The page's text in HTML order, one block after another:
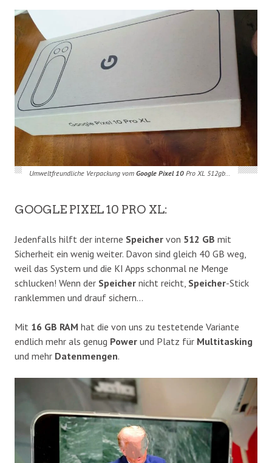
Umweltfreundliche Verpackung vom Google Pixel 10Pro XL 512gb…
GOOGLE PIXEL 10 PRO XL:
Jedenfalls hilft der interne Speicher von 512 GB mit
Sicherheit ein wenig weiter. Davon sind gleich 40 GB weg,
weil das System und die KI Apps schonmal ne Menge
schlucken! Wenn der Speicher nicht reicht, Speicher-Stick
ranklemmen und drauf sichern…
Mit 16 GB RAM hat die von uns zu testetende Variante
endlich mehr als genug Power und Platz für Multitasking
und mehr Datenmengen.